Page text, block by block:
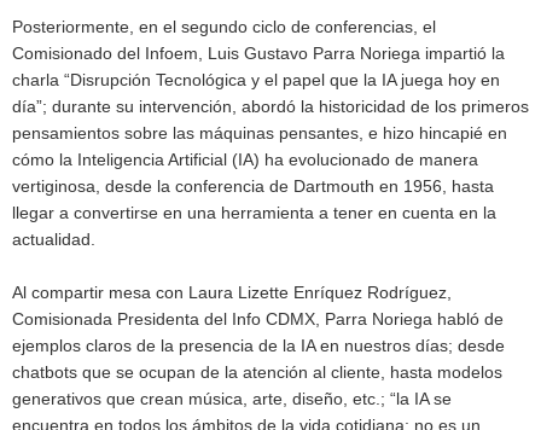
Posteriormente, en el segundo ciclo de conferencias, el
Comisionado del Infoem, Luis Gustavo Parra Noriega impartió la
charla “Disrupción Tecnológica y el papel que la IA juega hoy en
día”; durante su intervención, abordó la historicidad de los primeros
pensamientos sobre las máquinas pensantes, e hizo hincapié en
cómo la Inteligencia Artificial (IA) ha evolucionado de manera
vertiginosa, desde la conferencia de Dartmouth en 1956, hasta
llegar a convertirse en una herramienta a tener en cuenta en la
actualidad.
Al compartir mesa con Laura Lizette Enríquez Rodríguez,
Comisionada Presidenta del Info CDMX, Parra Noriega habló de
ejemplos claros de la presencia de la IA en nuestros días; desde
chatbots que se ocupan de la atención al cliente, hasta modelos
generativos que crean música, arte, diseño, etc.; “la IA se
encuentra en todos los ámbitos de la vida cotidiana; no es un